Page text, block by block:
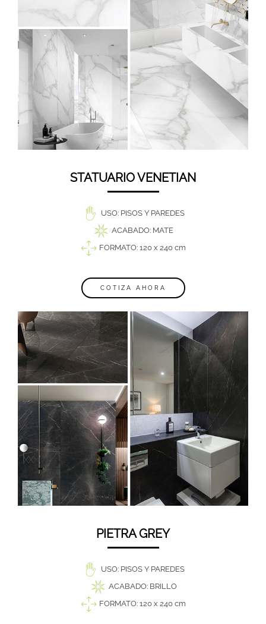
STATUARIO VENETIAN
USO: PISOS Y PAREDES
ACABADO: MATE
FORMATO: 120 x 240 cm
COTIZA AHORA
PIETRA GREY
USO: PISOS Y PAREDES
ACABADO: BRILLO
FORMATO: 120 x 240 cm